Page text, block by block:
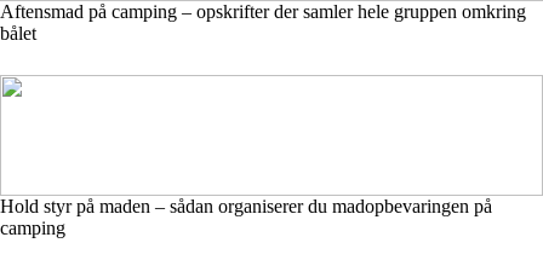
Aftensmad på camping – opskrifter der samler hele gruppen omkring
bålet
Hold styr på maden – sådan organiserer du madopbevaringen på
camping